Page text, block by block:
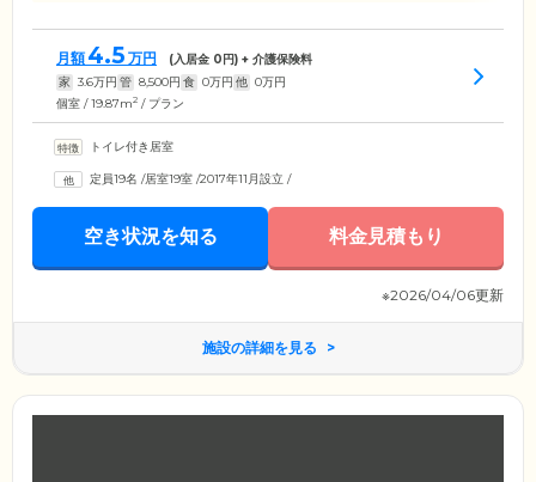
月額 4.5 万円 (入居金 0円) + 介護保険料
家 3.6万円 管 8,500円 食 0万円 他 0万円
個室 / 19.87m2 / プラン
トイレ付き居室
定員19名 /居室19室 /2017年11月設立 /
空き状況を知る 料金見積もり
※2026/04/06更新
施設の詳細を見る